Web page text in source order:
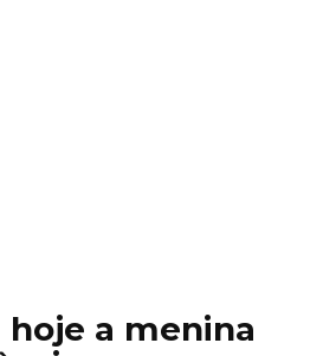
hoje a menina